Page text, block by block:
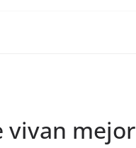
vivan mejor